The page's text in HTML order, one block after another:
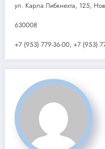
ул. Карла Либкнехта, 125,
630008
+7 (953) 779-36-00, +7 (953)